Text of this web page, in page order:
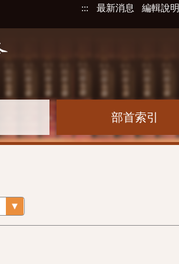
::: 最新消息 編輯說明
部首索引